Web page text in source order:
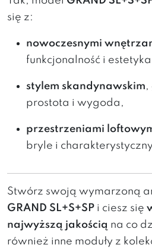
się z:
nowoczesnymi
funkcjonalność i
stylem skandynawskim,
prostota i wygoda,
przestrzeniami
bryle i
Stwórz swoją wymarzoną
GRAND SL+S+SP i ciesz się
najwyższą jakością na co
również inne moduły z